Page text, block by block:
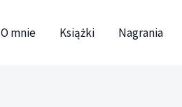
O mnie Książki Nagrania